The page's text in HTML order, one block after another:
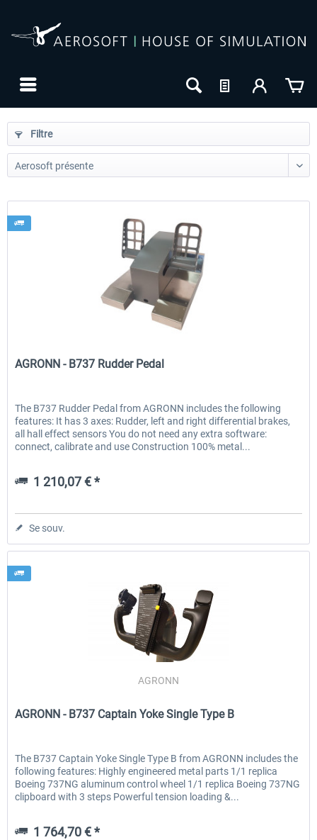
0,00 € * 35,99 € *
Filtre
AGRONN
AGRONN - B737 Rudder Pedal
The B737 Rudder Pedal from AGRONN includes the following
features: It has 3 axes: Rudder, left and right differential brakes,
all hall effect sensors You do not need any extra software:
connect, calibrate and use Construction 100% metal...
1 210,07 € *
Se souv.
AGRONN
AGRONN - B737 Captain Yoke Single Type B
The B737 Captain Yoke Single Type B from AGRONN includes the
following features: Highly engineered metal parts 1/1 replica
Boeing 737NG aluminum control wheel 1/1 replica Boeing 737NG
clipboard with 3 steps Powerful tension loading &...
1 764,70 € *